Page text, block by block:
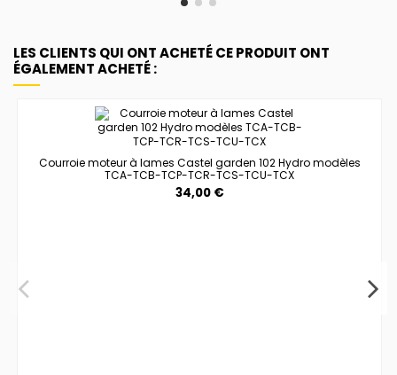
LES CLIENTS QUI ONT ACHETÉ CE PRODUIT ONT
ÉGALEMENT ACHETÉ :
Courroie moteur à lames Castel garden 102 Hydro modèles
TCA-TCB-TCP-TCR-TCS-TCU-TCX
34,00 €